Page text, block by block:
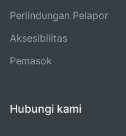
Perlindungan Pelapor
Aksesibilitas
Pemasok
Hubungi kami